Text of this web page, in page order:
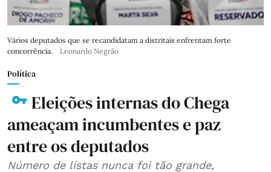
Vários deputados que se recandidatam a distritais enfrentam forte
concorrência.
Leonardo Negrão
Política
Eleições internas do Chega
ameaçam incumbentes e paz
entre os deputados
Número de listas nunca foi tão grande,